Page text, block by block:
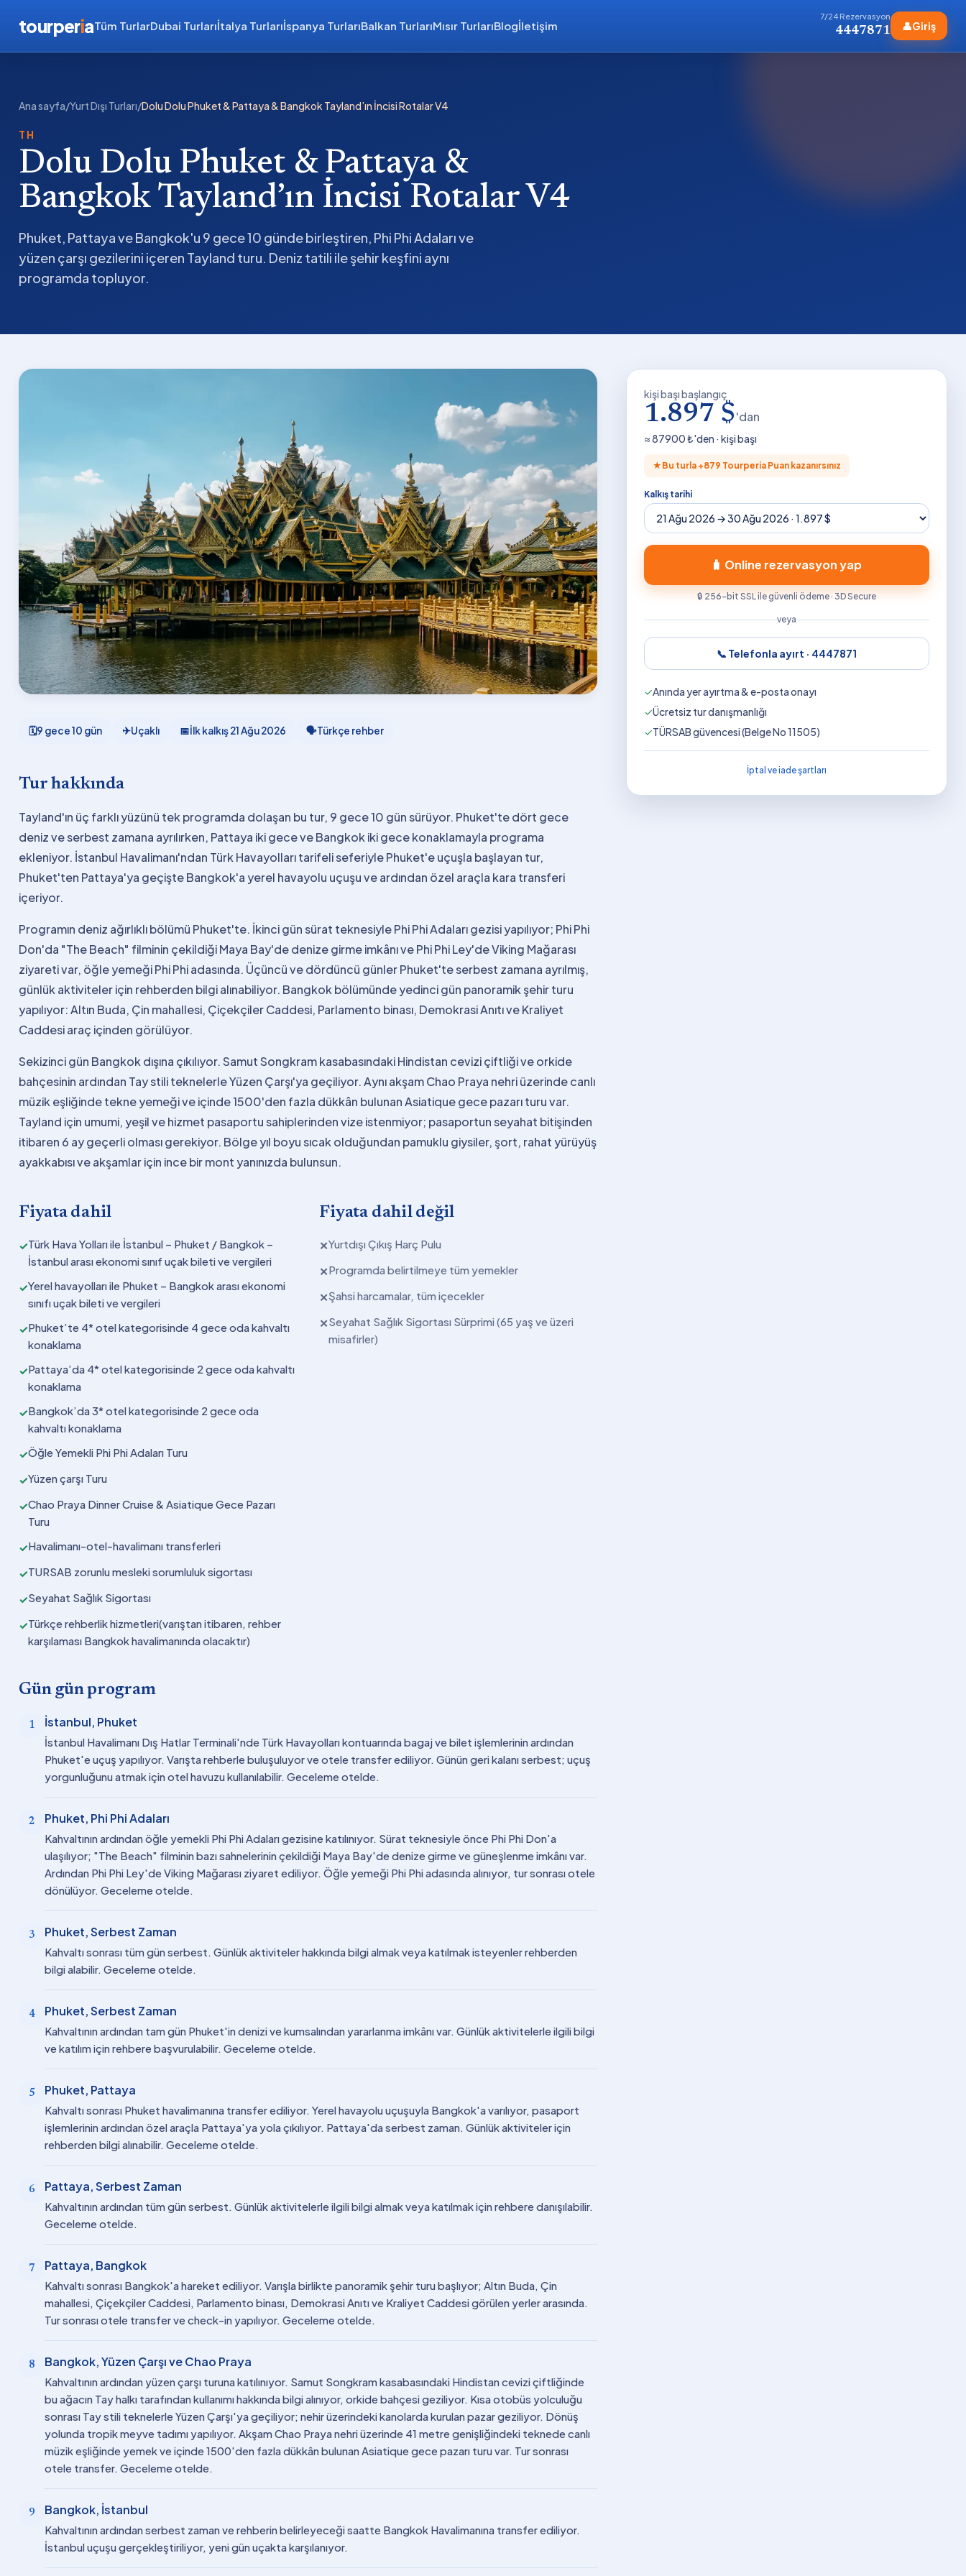
tourperiaTüm TurlarDubai Turlarıİtalya Turlarıİspanya TurlarıBalkan TurlarıMısır TurlarıBlogİletişim
7/24 Rezervasyon
4447871 👤Giriş
Ana sayfa/Yurt Dışı Turları/Dolu Dolu Phuket & Pattaya & Bangkok Tayland’ın İncisi Rotalar V4
TH
Dolu Dolu Phuket & Pattaya &
Bangkok Tayland’ın İncisi Rotalar V4
Phuket, Pattaya ve Bangkok'u 9 gece 10 günde birleştiren, Phi Phi Adaları ve
yüzen çarşı gezilerini içeren Tayland turu. Deniz tatili ile şehir keşfini aynı
programda topluyor.
🗓9 gece 10 gün ✈Uçaklı 📅İlk kalkış21 Ağu 2026 🗣Türkçe rehber
Tur hakkında
Tayland'ın üç farklı yüzünü tek programda dolaşan bu tur, 9 gece 10 gün sürüyor. Phuket'te dört gece
deniz ve serbest zamana ayrılırken, Pattaya iki gece ve Bangkok iki gece konaklamayla programa
ekleniyor. İstanbul Havalimanı'ndan Türk Havayolları tarifeli seferiyle Phuket'e uçuşla başlayan tur,
Phuket'ten Pattaya'ya geçişte Bangkok'a yerel havayolu uçuşu ve ardından özel araçla kara transferi
içeriyor.
Programın deniz ağırlıklı bölümü Phuket'te. İkinci gün sürat teknesiyle Phi Phi Adaları gezisi yapılıyor; Phi Phi
Don'da "The Beach" filminin çekildiği Maya Bay'de denize girme imkânı ve Phi Phi Ley'de Viking Mağarası
ziyareti var, öğle yemeği Phi Phi adasında. Üçüncü ve dördüncü günler Phuket'te serbest zamana ayrılmış,
günlük aktiviteler için rehberden bilgi alınabiliyor. Bangkok bölümünde yedinci gün panoramik şehir turu
yapılıyor: Altın Buda, Çin mahallesi, Çiçekçiler Caddesi, Parlamento binası, Demokrasi Anıtı ve Kraliyet
Caddesi araç içinden görülüyor.
Sekizinci gün Bangkok dışına çıkılıyor. Samut Songkram kasabasındaki Hindistan cevizi çiftliği ve orkide
bahçesinin ardından Tay stili teknelerle Yüzen Çarşı'ya geçiliyor. Aynı akşam Chao Praya nehri üzerinde canlı
müzik eşliğinde tekne yemeği ve içinde 1500'den fazla dükkân bulunan Asiatique gece pazarı turu var.
Tayland için umumi, yeşil ve hizmet pasaportu sahiplerinden vize istenmiyor; pasaportun seyahat bitişinden
itibaren 6 ay geçerli olması gerekiyor. Bölge yıl boyu sıcak olduğundan pamuklu giysiler, şort, rahat yürüyüş
ayakkabısı ve akşamlar için ince bir mont yanınızda bulunsun.
Fiyata dahil
✓Türk Hava Yolları ile İstanbul – Phuket / Bangkok –
İstanbul arası ekonomi sınıf uçak bileti ve vergileri
✓Yerel havayolları ile Phuket – Bangkok arası ekonomi
sınıfı uçak bileti ve vergileri
✓Phuket’te 4* otel kategorisinde 4 gece oda kahvaltı
konaklama
✓Pattaya’da 4* otel kategorisinde 2 gece oda kahvaltı
konaklama
✓Bangkok’da 3* otel kategorisinde 2 gece oda
kahvaltı konaklama
✓Öğle Yemekli Phi Phi Adaları Turu
✓Yüzen çarşı Turu
✓Chao Praya Dinner Cruise & Asiatique Gece Pazarı
Turu
✓Havalimanı-otel-havalimanı transferleri
✓TURSAB zorunlu mesleki sorumluluk sigortası
✓Seyahat Sağlık Sigortası
✓Türkçe rehberlik hizmetleri(varıştan itibaren, rehber
karşılaması Bangkok havalimanında olacaktır)
Fiyata dahil değil
✕Yurtdışı Çıkış Harç Pulu
✕Programda belirtilmeye tüm yemekler
✕Şahsi harcamalar, tüm içecekler
✕Seyahat Sağlık Sigortası Sürprimi (65 yaş ve üzeri
misafirler)
Gün gün program
1 İstanbul, Phuket
İstanbul Havalimanı Dış Hatlar Terminali'nde Türk Havayolları kontuarında bagaj ve bilet işlemlerinin ardından
Phuket'e uçuş yapılıyor. Varışta rehberle buluşuluyor ve otele transfer ediliyor. Günün geri kalanı serbest; uçuş
yorgunluğunu atmak için otel havuzu kullanılabilir. Geceleme otelde.
2 Phuket, Phi Phi Adaları
Kahvaltının ardından öğle yemekli Phi Phi Adaları gezisine katılınıyor. Sürat teknesiyle önce Phi Phi Don'a
ulaşılıyor; "The Beach" filminin bazı sahnelerinin çekildiği Maya Bay'de denize girme ve güneşlenme imkânı var.
Ardından Phi Phi Ley'de Viking Mağarası ziyaret ediliyor. Öğle yemeği Phi Phi adasında alınıyor, tur sonrası otele
dönülüyor. Geceleme otelde.
3 Phuket, Serbest Zaman
Kahvaltı sonrası tüm gün serbest. Günlük aktiviteler hakkında bilgi almak veya katılmak isteyenler rehberden
bilgi alabilir. Geceleme otelde.
4 Phuket, Serbest Zaman
Kahvaltının ardından tam gün Phuket'in denizi ve kumsalından yararlanma imkânı var. Günlük aktivitelerle ilgili bilgi
ve katılım için rehbere başvurulabilir. Geceleme otelde.
5 Phuket, Pattaya
Kahvaltı sonrası Phuket havalimanına transfer ediliyor. Yerel havayolu uçuşuyla Bangkok'a varılıyor, pasaport
işlemlerinin ardından özel araçla Pattaya'ya yola çıkılıyor. Pattaya'da serbest zaman. Günlük aktiviteler için
rehberden bilgi alınabilir. Geceleme otelde.
6 Pattaya, Serbest Zaman
Kahvaltının ardından tüm gün serbest. Günlük aktivitelerle ilgili bilgi almak veya katılmak için rehbere danışılabilir.
Geceleme otelde.
7 Pattaya, Bangkok
Kahvaltı sonrası Bangkok'a hareket ediliyor. Varışla birlikte panoramik şehir turu başlıyor; Altın Buda, Çin
mahallesi, Çiçekçiler Caddesi, Parlamento binası, Demokrasi Anıtı ve Kraliyet Caddesi görülen yerler arasında.
Tur sonrası otele transfer ve check-in yapılıyor. Geceleme otelde.
8 Bangkok, Yüzen Çarşı ve Chao Praya
Kahvaltının ardından yüzen çarşı turuna katılınıyor. Samut Songkram kasabasındaki Hindistan cevizi çiftliğinde
bu ağacın Tay halkı tarafından kullanımı hakkında bilgi alınıyor, orkide bahçesi geziliyor. Kısa otobüs yolculuğu
sonrası Tay stili teknelerle Yüzen Çarşı'ya geçiliyor; nehir üzerindeki kanolarda kurulan pazar geziliyor. Dönüş
yolunda tropik meyve tadımı yapılıyor. Akşam Chao Praya nehri üzerinde 41 metre genişliğindeki teknede canlı
müzik eşliğinde yemek ve içinde 1500'den fazla dükkân bulunan Asiatique gece pazarı turu var. Tur sonrası
otele transfer. Geceleme otelde.
9 Bangkok, İstanbul
Kahvaltının ardından serbest zaman ve rehberin belirleyeceği saatte Bangkok Havalimanına transfer ediliyor.
İstanbul uçuşu gerçekleştiriliyor, yeni gün uçakta karşılanıyor.
kişi başı başlangıç
1.897 $'dan
≈87900₺'den · kişi başı
★ Bu turla +879 Tourperia Puan kazanırsınız
Kalkış tarihi
🧳 Online rezervasyon yap
🔒 256-bit SSL ile güvenli ödeme · 3D Secure
veya
📞 Telefonla ayırt · 4447871
✓Anında yer ayırtma & e-posta onayı
✓Ücretsiz tur danışmanlığı
✓TÜRSAB güvencesi (Belge No 11505)
İptal ve iade şartları